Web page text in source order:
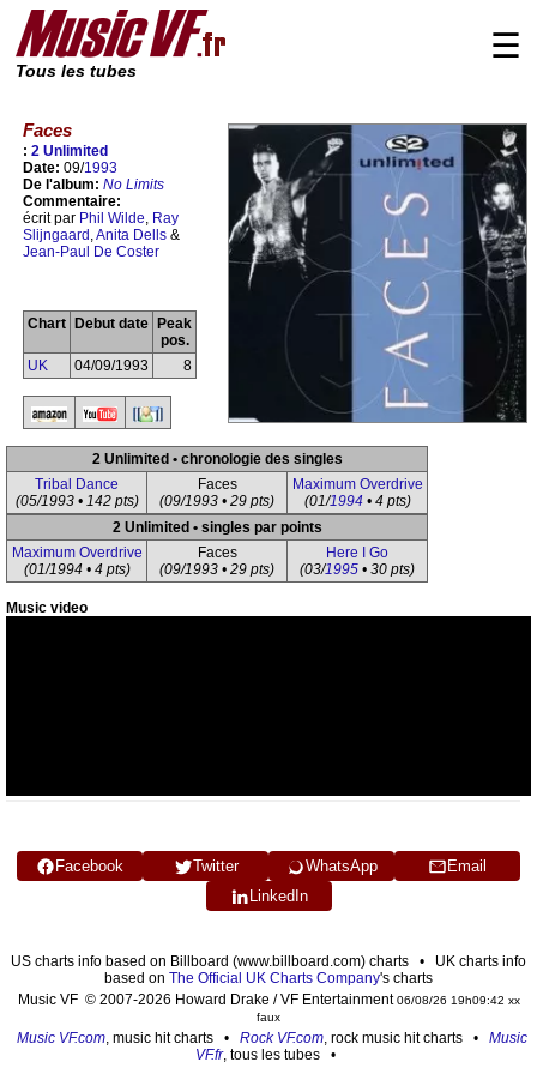
Tous les tubes
☰
Faces
: 2 Unlimited
Date: 09/1993
De l'album: No Limits
Commentaire:
écrit par Phil Wilde, Ray
Slijngaard ,Anita Dells &
Jean-Paul De Coster
Chart Debut date
Peak
pos.
UK
04/09/1993 8
2 Unlimited • chronologie des singles
Tribal Dance
(05/1993 • 142 pts)
Faces
(09/1993 • 29 pts)
Maximum Overdrive
(01/1994• 4 pts)
2 Unlimited • singles par points
Maximum Overdrive
(01/1994 • 4 pts)
Faces
(09/1993 • 29 pts)
Here I Go
(03/1995 • 30 pts)
Music video
Facebook Twitter WhatsApp
Email
LinkedIn
US charts info based on Billboard (www.billboard.com) charts • UK charts info
based on The Official UK Charts Company's charts
Music VF © 2007-2026 Howard Drake / VF Entertainment06/08/26 19h09:42 xx
faux
Music VF.com, music hit charts • Rock VF.com, rock music hit charts • Music
VF.fr, tous les tubes •